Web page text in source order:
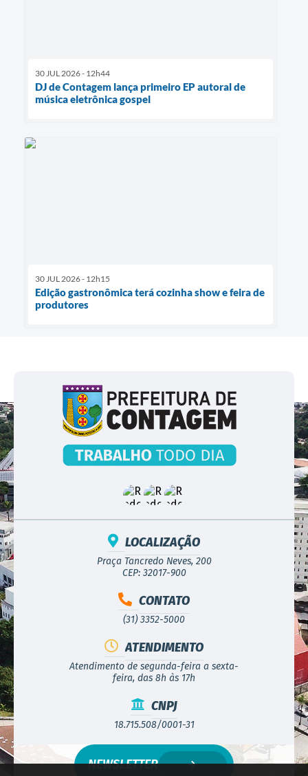
30 JUL 2026 - 12h44
DJ de Contagem lança primeiro EP autoral de
música eletrônica gospel
30 JUL 2026 - 12h15
Edição gastronômica terá cozinha show e feira de
produtores
LOCALIZAÇÃO
Praça Tancredo Neves, 200
CEP: 32017-900
CONTATO
(31) 3352-5000
ATENDIMENTO
Atendimento de segunda-feira a sexta-
feira, das 8h às 17h
CNPJ
18.715.508/0001-31
NEWSLETTER